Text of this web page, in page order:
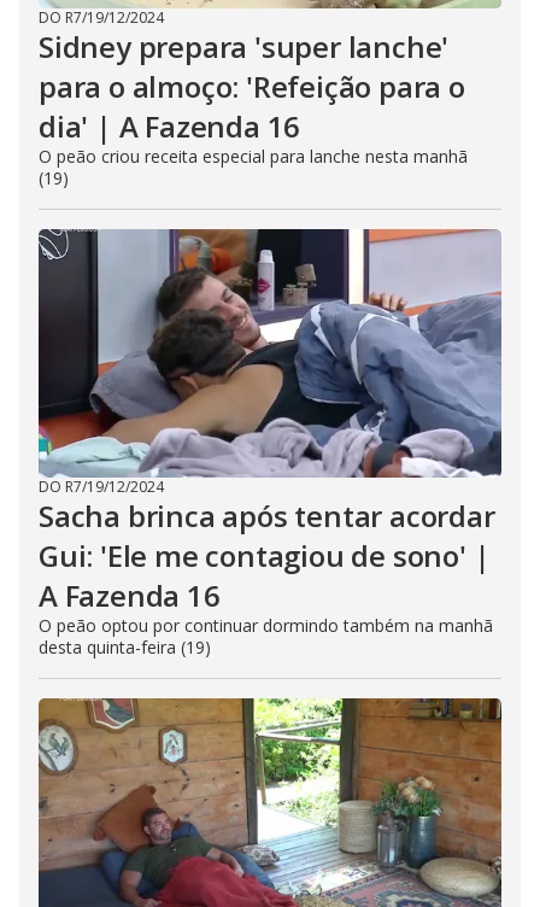
DO R7/19/12/2024
Sidney prepara 'super lanche'
para o almoço: 'Refeição para o
dia' | A Fazenda 16
O peão criou receita especial para lanche nesta manhã
(19)
DO R7/19/12/2024
Sacha brinca após tentar acordar
Gui: 'Ele me contagiou de sono' |
A Fazenda 16
O peão optou por continuar dormindo também na manhã
desta quinta-feira (19)